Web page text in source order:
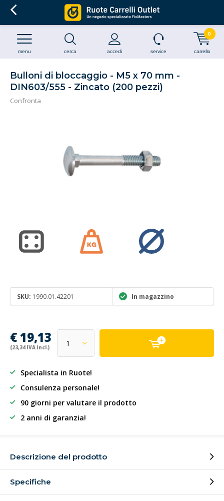
cerca accedi
menu service carrello
0
Bulloni di bloccaggio - M5 x 70 mm -
DIN603/555 - Zincato (200 pezzi)
Confronta
SKU: 1990.01.42201 In magazzino
€ 19,13
(23,34 IVA incl.)
Specialista in Ruote!
Consulenza personale!
90 giorni per valutare il prodotto
2 anni di garanzia!
Descrizione del prodotto
Specifiche